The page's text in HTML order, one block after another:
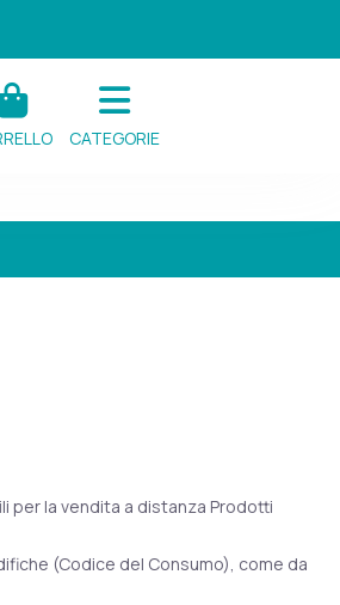
CATEGORIE
per la vendita a distanza Prodotti
(Codice del Consumo), come da